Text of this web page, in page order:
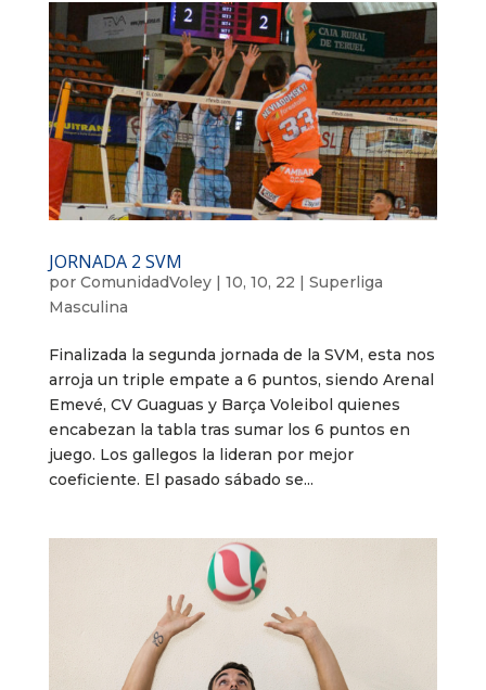
JORNADA 2 SVM
por ComunidadVoley| 10, 10, 22 | Superliga
Masculina
Finalizada la segunda jornada de la SVM, esta nos
arroja un triple empate a 6 puntos, siendo Arenal
Emevé, CV Guaguas y Barça Voleibol quienes
encabezan la tabla tras sumar los 6 puntos en
juego. Los gallegos la lideran por mejor
coeficiente. El pasado sábado se...